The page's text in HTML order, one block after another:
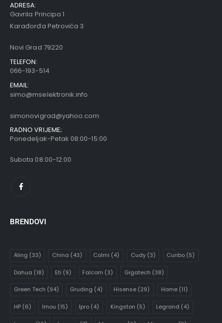
ADRESA:
Gavrila Principa 1
Karađorđa Petrovića 3
Novi Grad 79220
TELEFON:
066-193-514
EMAIL:
simo@mselektronik.info
simonovigrad@yahoo.com
RADNO VRIJEME;
Ponedeljak-Petak 08:00-15:00
Subota 08:00-12:00
BRENDOVI
Aling (33) China (43) Colmi (4) Cudy(3) Curibo (5)
Dahua (18) Eti (9) Falcom (3) Gigatech (38)
Green Tech (94) Gruding (4) Hisense (29) Home(11)
HP(6) Imou (15) Ipro (4) Kingston (5) Legrand (4)